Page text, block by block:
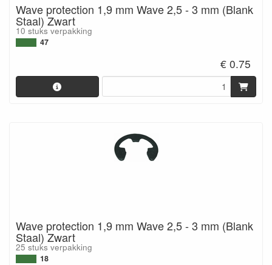
Wave protection 1,9 mm Wave 2,5 - 3 mm (Blank
Staal) Zwart
10 stuks verpakking
47
€ 0.75
Wave protection 1,9 mm Wave 2,5 - 3 mm (Blank
Staal) Zwart
25 stuks verpakking
18